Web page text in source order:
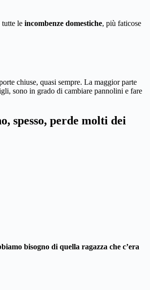
le incombenze domestiche, più faticose
chiuse, quasi sempre. La maggior parte
sono in grado di cambiare pannolini e fare
spesso, perde molti dei
bisogno di quella ragazza che c’era